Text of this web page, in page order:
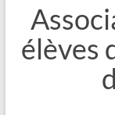
élèves